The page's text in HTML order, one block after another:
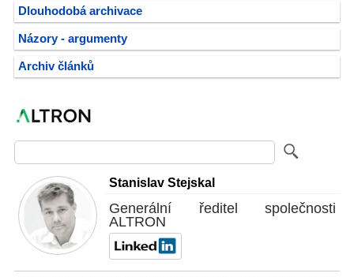
Dlouhodobá archivace
Názory - argumenty
Archiv článků
Stanislav Stejskal
Generální ředitel společnosti
ALTRON